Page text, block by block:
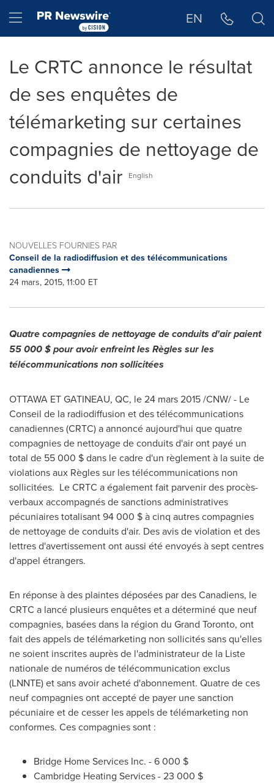
Hamburger menu EN
Le CRTC annonce le résultat
de ses enquêtes de
télémarketing sur certaines
compagnies de nettoyage de
conduits d'air
English
NOUVELLES FOURNIES PAR
Conseil de la radiodiffusion et des télécommunications
canadiennes
24 mars, 2015, 11:00 ET
Quatre compagnies de nettoyage de conduits d'air paient
55 000 $pour avoir enfreint les Règles sur les
télécommunications non sollicitées
OTTAWA ETGATINEAU, QC, le 24 mars 2015 /CNW/ - Le
Conseil de la radiodiffusion et des télécommunications
canadiennes (CRTC) a annoncé aujourd'hui que quatre
compagnies de nettoyage de conduits d'air ont payé un
total de 55 000 $ dans le cadre d'un règlement à la suite de
violations aux Règles sur les télécommunications non
sollicitées. Le CRTC a également fait parvenir des procès-
verbaux accompagnés de sanctions administratives
pécuniaires totalisant 94 000 $ à cinq autres compagnies
de nettoyage de conduits d'air. Des avis de violation et des
lettres d'avertissement ont aussi été envoyés à sept centres
d'appel étrangers.
En réponse à des plaintes déposées par des Canadiens, le
CRTC a lancé plusieurs enquêtes et a déterminé que neuf
compagnies, basées dans la région du Grand Toronto, ont
fait des appels de télémarketing non sollicités sans qu'elles
ne soient inscrites auprès de l'administrateur de la Liste
nationale de numéros de télécommunication exclus
(LNNTE) et sans avoir acheté d'abonnement. Quatre de ces
neuf compagnies ont accepté de payer une sanction
pécuniaire et de cesser les appels de télémarketing non
conformes. Ces compagnies sont :
Bridge Home Services Inc. - 6 000 $
Cambridge Heating Services - 23 000 $